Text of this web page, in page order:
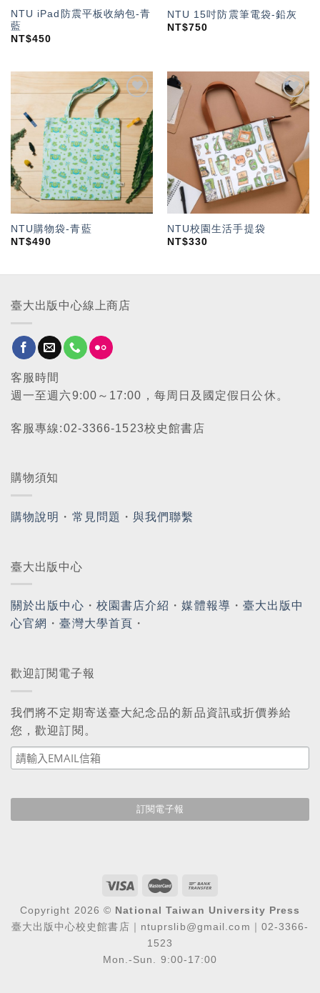
NTU iPad防震平板收納包-青
藍
NT$450
NTU 15吋防震筆電袋-鉛灰
NT$750
「願
望輕
單」
NTU購物袋-青藍
NT$490
加入
「願
NTU校園生活手提袋
NT$330
臺大出版中心線上商店
客服時間
週一至週六9:00～17:00，每周日及國定假日公休。
客服專線:02-3366-1523校史館書店
購物須知
購物說明 ・ 常見問題 ・與我們聯繫
臺大出版中心
關於出版中心 ・ 校園書店介紹 ・媒體報導 ・ 臺大出版中
心官網 ・臺灣大學首頁 ・
歡迎訂閱電子報
我們將不定期寄送臺大紀念品的新品資訊或折價券給
您，歡迎訂閱。
Copyright 2026 © National Taiwan University Press
臺大出版中心校史館書店｜ntuprslib@gmail.com｜02-3366-
1523
Mon.-Sun. 9:00-17:00